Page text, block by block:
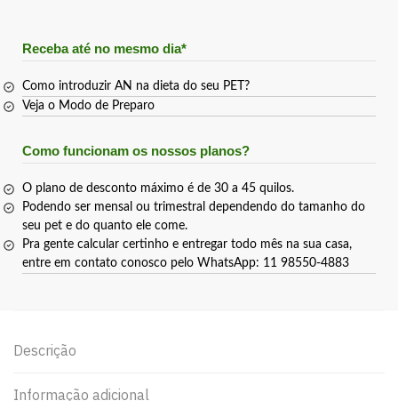
Receba até no mesmo dia*
Como introduzir AN na dieta do seu PET?
Veja o Modo de Preparo
Como funcionam os nossos planos?
O plano de desconto máximo é de 30 a 45 quilos.
Podendo ser mensal ou trimestral dependendo do tamanho do
seu pet e do quanto ele come.
Pra gente calcular certinho e entregar todo mês na sua casa,
entre em contato conosco pelo WhatsApp: 11 98550-4883
Descrição
Informação adicional